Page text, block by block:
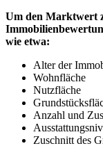
Um den Marktwert
wie etwa:
Alter der
Wohnfläche
Nutzfläche
Anzahl und
Zuschnitt des